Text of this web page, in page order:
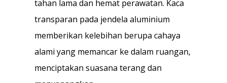
tahan lama dan hemat perawatan. Kaca
transparan pada jendela aluminium
memberikan kelebihan berupa cahaya
alami yang memancar ke dalam ruangan,
menciptakan suasana terang dan